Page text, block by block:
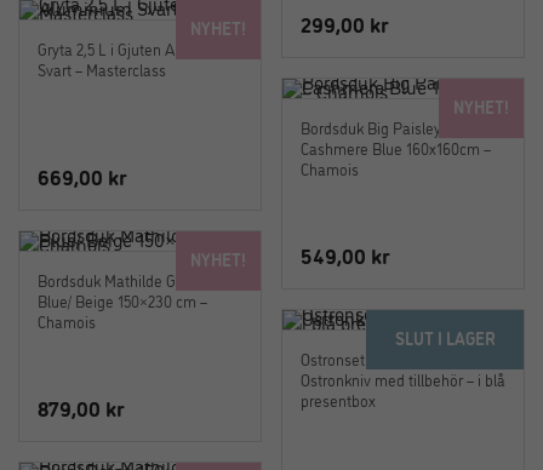
299,00 kr
NYHET!
Gryta 2,5 L i Gjuten Aluminium
Svart – Masterclass
669,00 kr
NYHET!
Bordsduk Big Paisley
Cashmere Blue 160x160cm –
Chamois
549,00 kr
NYHET!
Bordsduk Mathilde Green/
Blue/ Beige 150×230 cm –
Chamois
879,00 kr
SLUT I LAGER
Ostronset Laguiole –
Ostronkniv med tillbehör – i blå
presentbox